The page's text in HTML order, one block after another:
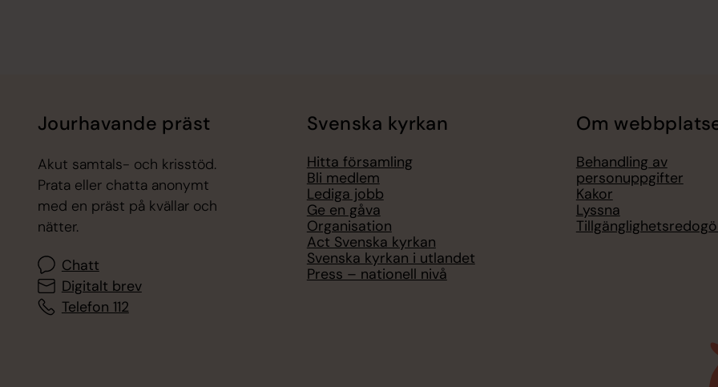
Jourhavande präst
Akut samtals- och krisstöd.
Prata eller chatta anonymt
med en präst på kvällar och
nätter.
Chatt
Digitalt brev
Telefon 112
Svenska kyrkan
Hitta församling
Bli medlem
Lediga jobb
Ge en gåva
Organisation
Act Svenska kyrkan
Svenska kyrkan i utlandet
Press – nationell nivå
Om
Behandling av
personuppgifter
Kakor
Lyssna